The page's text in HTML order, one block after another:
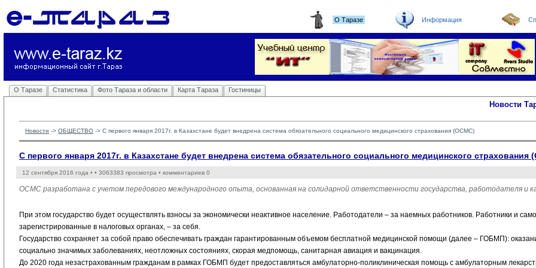
О Таразе Информация
О Таразе Статистика Фото Тараза и области Карта Тараза Гостиницы
Новости
Новости -> ОБЩЕСТВО -> С первого января 2017г. в Казахстане будет внедрена система обязательного социального медицинского страхования (ОСМС)
С первого января 2017г. в Казахстане будет внедрена система обязательного социального медицинского
12 сентября 2016 года • • 3063383 просмотра • комментариев 0
ОСМС разработана с учетом передового международного опыта, основанная на солидарной ответственности государства, работодателя и
При этом государство будет осуществлять взносы за экономически неактивное население. Работодатели – за наемных работников. Работники и
зарегистрированные в налоговых органах, – за себя.
Государство сохраняет за собой право обеспечивать граждан гарантированным объемом бесплатной медицинской помощи (далее – ГОБМП):
социально значимых заболеваниях, неотложных состояниях, скорая медпомощь, санитарная авиация и вакцинация.
До 2020 года незастрахованным гражданам в рамках ГОБМП будет предоставляться амбулаторно-поликлиническая помощь с амбулаторным